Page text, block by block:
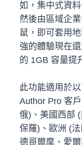
如，集中式資
然後由區域企
鼠，即可套用
強的體驗現在
的 1GB 容量提
此功能適用於
Author Pro 客
俄)、美國西部
保羅)、歐洲 (
德哥爾摩、愛